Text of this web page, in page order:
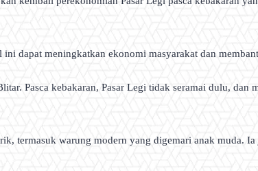
dapat meningkatkan ekonomi masyarakat dan
Pasca kebakaran, Pasar Legi tidak seramai dulu, dan
termasuk warung modern yang digemari anak muda.